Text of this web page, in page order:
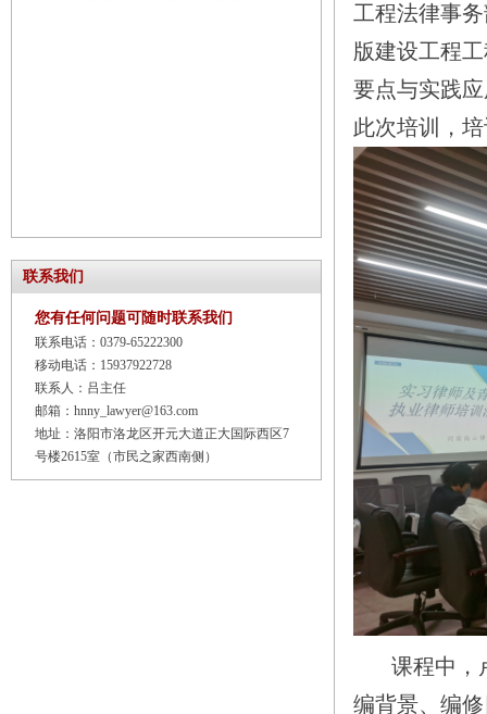
联系我们
您有任何问题可随时联系我们
联系电话：0379-65222300
移动电话：15937922728
联系人：吕主任
邮箱：hnny_lawyer@163.com
地址：洛阳市洛龙区开元大道正大国际西区7
号楼2615室（市民之家西南侧）
工程法律事
版建设工程
要点与实践
此次培训
，
课程中，卢
编背景、编